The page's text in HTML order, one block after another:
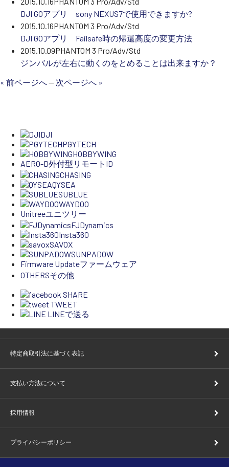
DJI GOアプリ sony NEXUS7で使用できますか?
2015.10.16PHANTOM 3 Pro/Adv/Std
DJI GOアプリ Failsafe時の帰還高度の変更方法
2015.10.09PHANTOM 3 Pro/Adv/Std
ジンバルが左右に動くのをとめることは出来ますか？
« 前ページへ— 次ページへ »
DJI
PGYTECH
HOBBYWING
AERO-D外付型リモートID
CHASING
QYSEA
SUBLUE
WAYDOO
Unitreeユニツリー
FJDynamics
Insta360
SAVOX
SUNPADOW
Firmware Updateファームウェア
OTHERSその他
SHARE
TWEET
LINEで送る
特定商取引法に基づく表記
支払い方法について
採用情報
プライバシーポリシー